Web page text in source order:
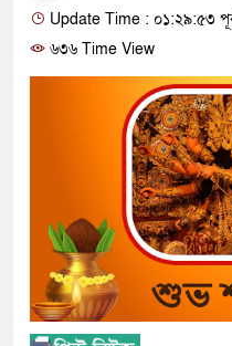
Update Time : ০১:২৯:৫৩
৬৩৬ Time View